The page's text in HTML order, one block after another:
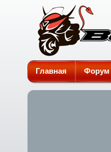
Burgman-Club
Главная Форум